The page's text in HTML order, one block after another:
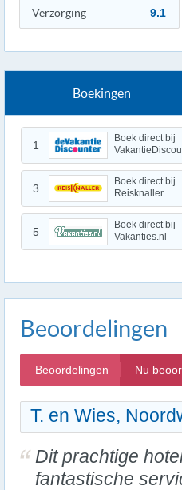
Verzorging 9.1
Boekingen
1
Boek direct bij
3
Boek direct bij
Reisknaller
5
Boek direct bij
Vakanties.nl
Beoordelingen
Beoordelingen Nu
T. en Wies,
Dit prachtige
fantastische